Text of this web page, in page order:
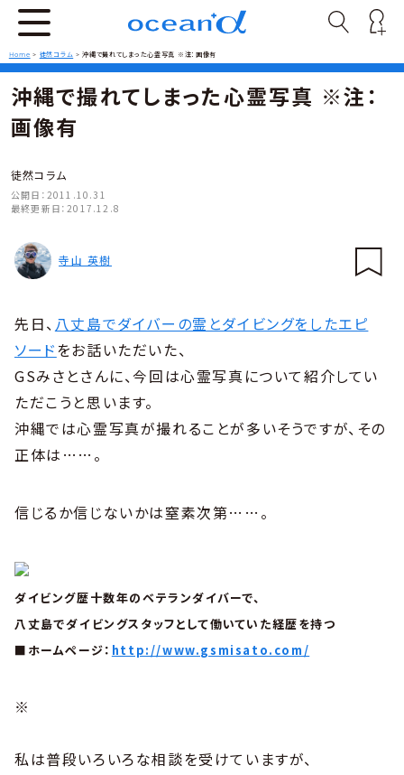
Home > 徒然コラム >沖縄で撮れてしまった心霊写真 ※注：画像有
沖縄で撮れてしまった心霊写真 ※注：
画像有
徒然コラム
公開日： 2011.10.31
最終更新日： 2017.12.8
寺山 英樹
先日、 八丈島でダイバーの霊とダイビングをしたエピ
ソードをお話いただいた、
GSみさとさんに、今回は心霊写真について紹介してい
ただこうと思います。
沖縄では心霊写真が撮れることが多いそうですが、その
正体は……。
信じるか信じないかは窒素次第……。
ダイビング歴十数年のベテランダイバーで、
八丈島でダイビングスタッフとして働いていた経歴を持つ
■ホームページ： http://www.gsmisato.com/
※
私は普段いろいろな相談を受けていますが、